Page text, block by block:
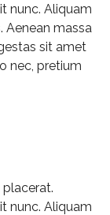
nunc. Aliquam
Aenean massa
sit amet
nec, pretium
nunc. Aliquam